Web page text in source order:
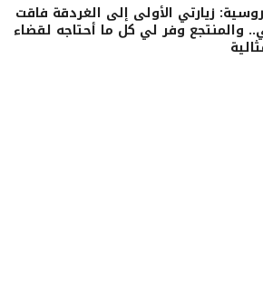
زيارتي الأولى إلى الغردقة فاقت
والمنتجع وفر لي كل ما أحتاجه لقضاء